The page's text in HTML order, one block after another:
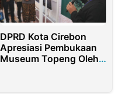
DPRD Kota Cirebon
Apresiasi Pembukaan
Museum Topeng Oleh